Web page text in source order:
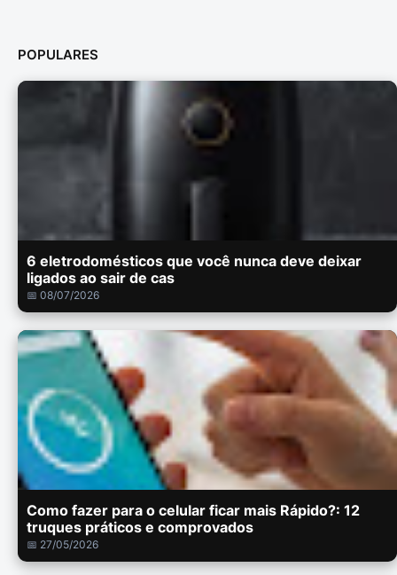
POPULARES
6 eletrodomésticos que você nunca deve deixar
ligados ao sair de cas
📅 08/07/2026
Como fazer para o celular ficar mais Rápido?: 12
truques práticos e comprovados
📅 27/05/2026